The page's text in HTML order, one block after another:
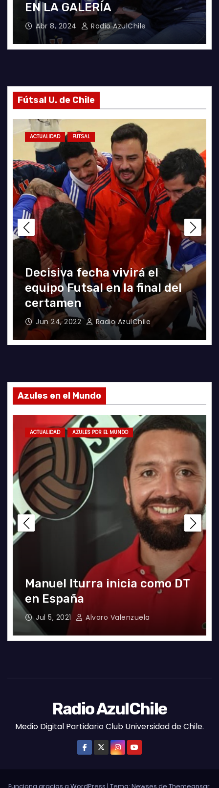
EN LA GALERÍA
Abr 8, 2024 Radio AzulChile
LA
Fútsal U. de Chile
ACTUALIDAD FUTSAL
Decisiva fecha vivirá el
equipo Futsal en la final del
certamen
Jun 24, 2022 Radio AzulChile
El
Azules en el Mundo
ACTUALIDAD AZULES POR EL MUNDO
Manuel Iturra inicia como DT
en España
Jul 5, 2021 Alvaro Valenzuela
Radio AzulChile
Medio Digital Partidario Club Universidad de Chile.